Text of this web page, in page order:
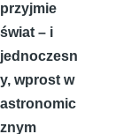
przyjmie
świat – i
jednoczesn
y, wprost w
astronomic
znym